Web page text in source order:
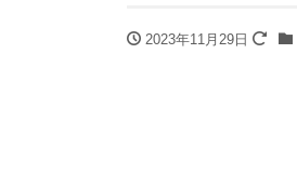
2023年11月29日